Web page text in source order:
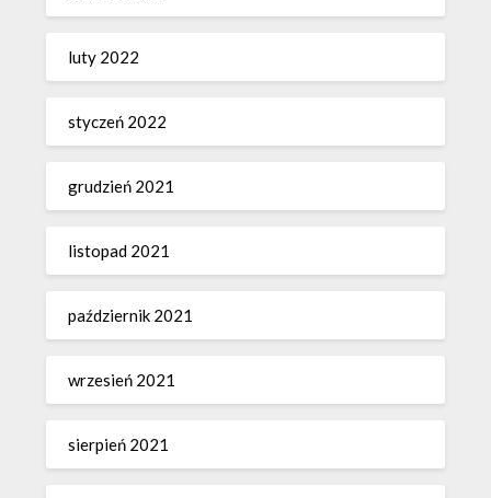
luty 2022
styczeń 2022
grudzień 2021
listopad 2021
październik 2021
wrzesień 2021
sierpień 2021